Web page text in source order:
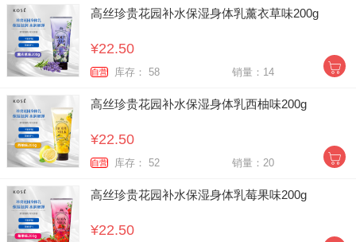
高丝珍贵花园补水保湿身体乳薰衣草味200g
¥22.50
自营 库存： 58 销量：14
高丝珍贵花园补水保湿身体乳西柚味200g
¥22.50
自营 库存： 52 销量：20
高丝珍贵花园补水保湿身体乳莓果味200g
¥22.50